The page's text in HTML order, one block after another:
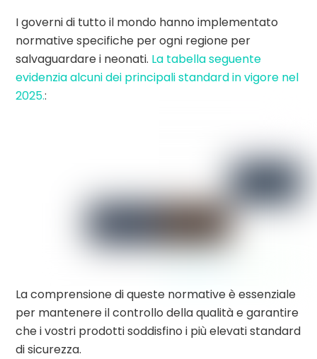
I governi di tutto il mondo hanno implementato
normative specifiche per ogni regione per
salvaguardare i neonati. La tabella seguente
evidenzia alcuni dei principali standard in vigore nel
2025.:
La comprensione di queste normative è essenziale
per mantenere il controllo della qualità e garantire
che i vostri prodotti soddisfino i più elevati standard
di sicurezza.